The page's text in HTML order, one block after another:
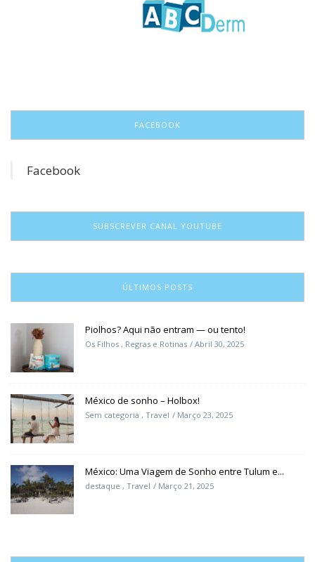
FACEBOOK
Facebook
SUBSCREVER CANAL YOUTUBE
ÚLTIMOS POSTS
Piolhos? Aqui não entram — ou tento!
Os Filhos , Regras e Rotinas Abril 30, 2025
México de sonho – Holbox!
Sem categoria , Travel Março 23, 2025
México: Uma Viagem de Sonho entre Tulum e...
destaque , Travel Março 21, 2025